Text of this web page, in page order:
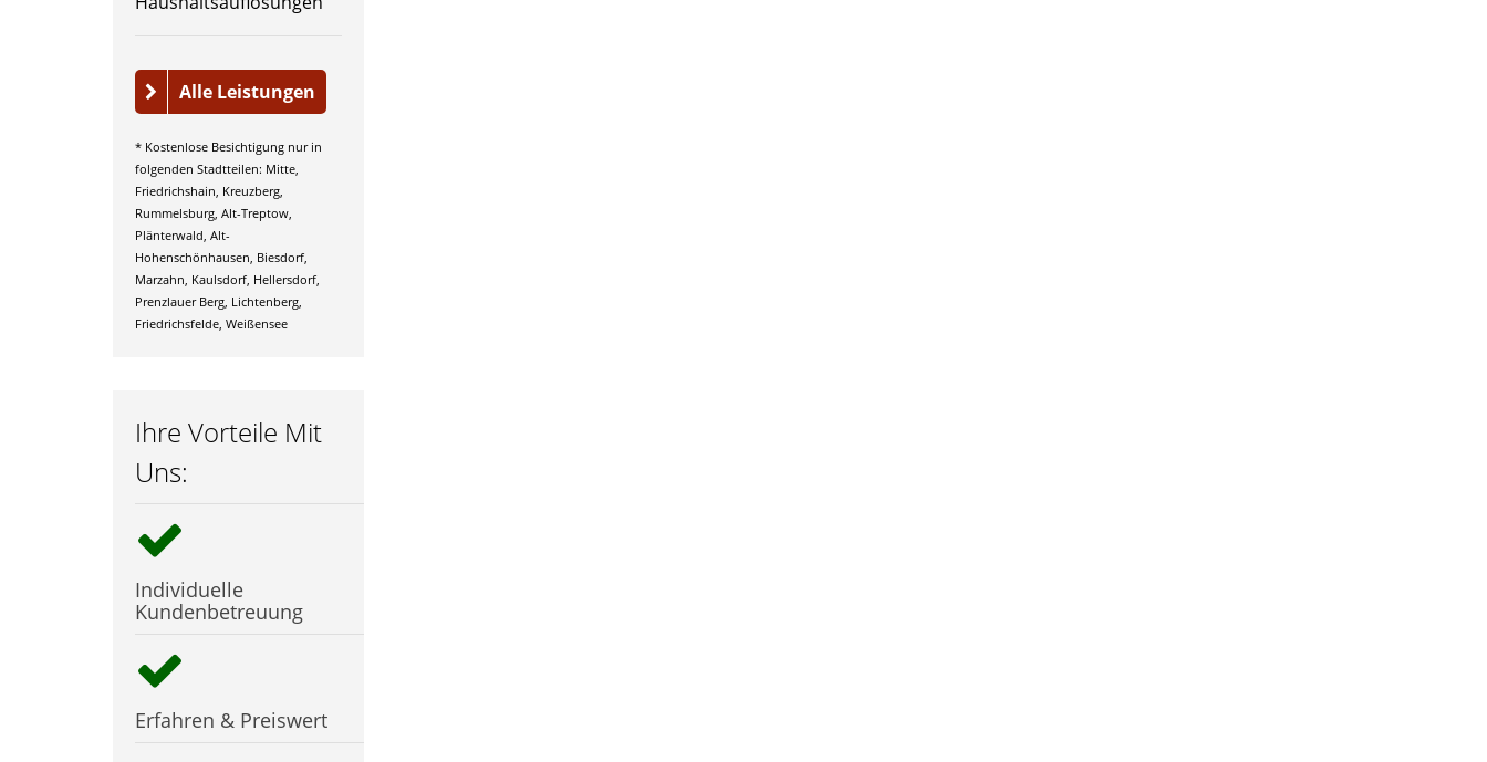
Alle Leistungen
* Kostenlose Besichtigung nur in
folgenden Stadtteilen: Mitte,
Friedrichshain, Kreuzberg,
Rummelsburg, Alt-Treptow,
Plänterwald, Alt-
Hohenschönhausen, Biesdorf,
Marzahn, Kaulsdorf, Hellersdorf,
Prenzlauer Berg, Lichtenberg,
Friedrichsfelde, Weißensee
Ihre Vorteile Mit
Uns:
Individuelle
Kundenbetreuung
Erfahren & Preiswert